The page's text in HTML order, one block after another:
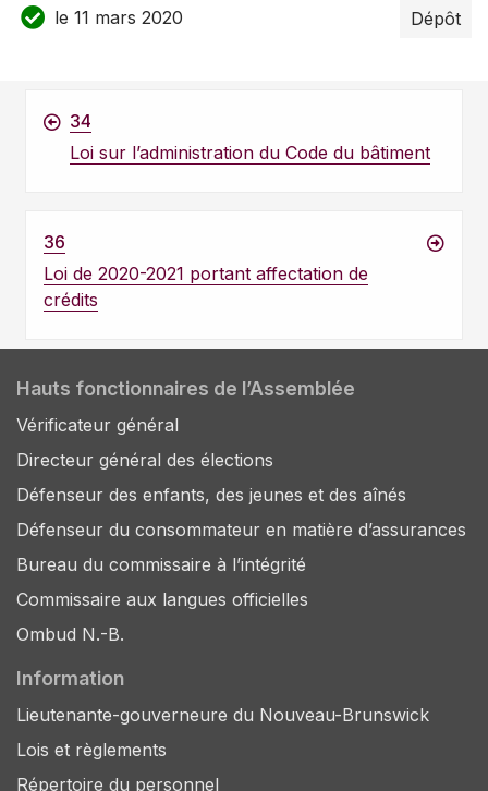
le 11 mars 2020 Dépôt
34
Loi sur l’administration du Code du bâtiment
36
Loi de 2020-2021 portant affectation de
crédits
Hauts fonctionnaires de l’Assemblée
Vérificateur général
Directeur général des élections
Défenseur des enfants, des jeunes et des aînés
Défenseur du consommateur en matière d’assurances
Bureau du commissaire à l’intégrité
Commissaire aux langues officielles
Ombud N.-B.
Information
Lieutenante-gouverneure du Nouveau-Brunswick
Lois et règlements
Répertoire du personnel